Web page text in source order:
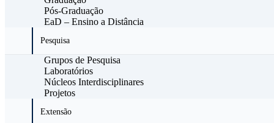
Pós-Graduação
EaD – Ensino a Distância
Pesquisa
Grupos de Pesquisa
Laboratórios
Núcleos Interdisciplinares
Projetos
Extensão